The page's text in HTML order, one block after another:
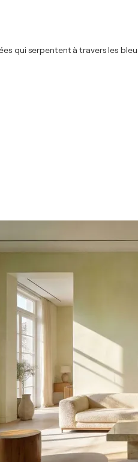
qui serpentent à travers les